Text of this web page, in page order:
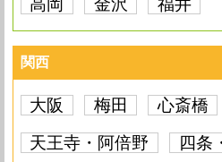
高岡 金沢 福井
関西
大阪 梅田 心斎橋
天王寺・阿倍野
四条